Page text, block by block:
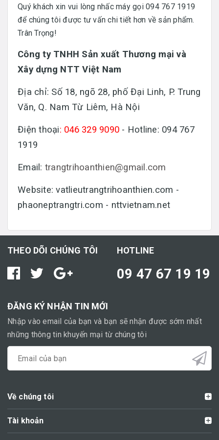
Quý khách xin vui lòng nhấc máy gọi 094 767 1919
để chúng tôi được tư vấn chi tiết hơn về sản phẩm.
Trân Trọng!
Công ty TNHH Sản xuất Thương mại và
Xây dựng NTT Việt Nam
Địa chỉ: Số 18, ngõ 28, phố Đại Linh, P. Trung
Văn, Q. Nam Từ Liêm, Hà Nội
Điện thoại: 046 329 9090 - Hotline: 094 767
1919
Email: trangtrihoanthien@gmail.com
Website: vatlieutrangtrihoanthien.com -
phaoneptrangtri.com - nttvietnam.net
THEO DÕI CHÚNG TÔI HOTLINE
09 47 67 19 19
ĐĂNG KÝ NHẬN TIN MỚI
Nhập vào email của bạn và bạn sẽ nhận được sớm nhất
những thông tin khuyến mại từ chúng tôi
Về chúng tôi
Tài khoản